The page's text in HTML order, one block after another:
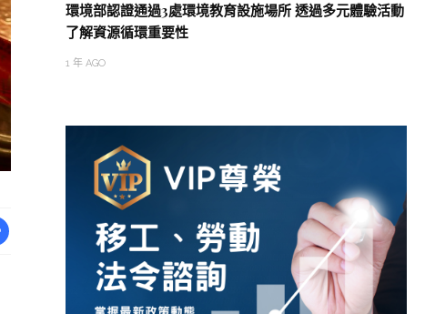
環境部認證通過3處環境教育設施場所 透過多元體驗活動
了解資源循環重要性
1 年 AGO